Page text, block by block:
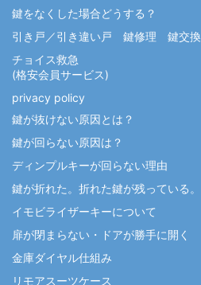
鍵をなくした場合どうする？
引き戸／引き違い戸 鍵修理 鍵交換
チョイス救急
(格安会員サービス)
privacy policy
鍵が抜けない原因とは？
鍵が回らない原因は？
ディンプルキーが回らない理由
鍵が折れた。折れた鍵が残っている。
イモビライザーキーについて
扉が閉まらない・ドアが勝手に開く
金庫ダイヤル仕組み
リモアスーツケース